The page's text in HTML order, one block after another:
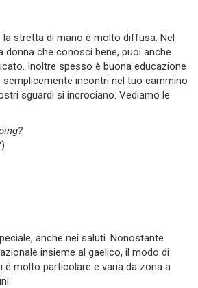
la stretta di mano è molto diffusa. Nel
donna che conosci bene, puoi anche
Inoltre spesso è buona educazione
semplicemente incontri nel tuo cammino
sguardi si incrociano. Vediamo le
anche nei saluti. Nonostante
insieme al gaelico, il modo di
è molto particolare e varia da zona a